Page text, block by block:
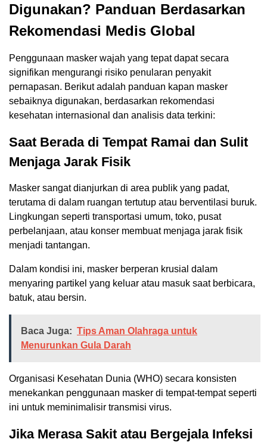
Digunakan? Panduan Berdasarkan
Rekomendasi Medis Global
Penggunaan masker wajah yang tepat dapat secara
signifikan mengurangi risiko penularan penyakit
pernapasan. Berikut adalah panduan kapan masker
sebaiknya digunakan, berdasarkan rekomendasi
kesehatan internasional dan analisis data terkini:
Saat Berada di Tempat Ramai dan Sulit
Menjaga Jarak Fisik
Masker sangat dianjurkan di area publik yang padat,
terutama di dalam ruangan tertutup atau berventilasi buruk.
Lingkungan seperti transportasi umum, toko, pusat
perbelanjaan, atau konser membuat menjaga jarak fisik
menjadi tantangan.
Dalam kondisi ini, masker berperan krusial dalam
menyaring partikel yang keluar atau masuk saat berbicara,
batuk, atau bersin.
Baca Juga: Tips Aman Olahraga untuk
Menurunkan Gula Darah
Organisasi Kesehatan Dunia (WHO) secara konsisten
menekankan penggunaan masker di tempat-tempat seperti
ini untuk meminimalisir transmisi virus.
Jika Merasa Sakit atau Bergejala Infeksi